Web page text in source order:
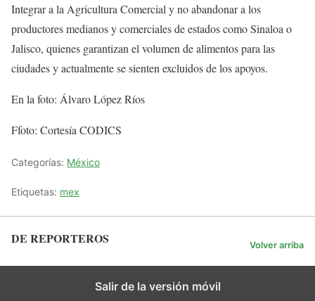
Integrar a la Agricultura Comercial y no abandonar a los
productores medianos y comerciales de estados como Sinaloa o
Jalisco, quienes garantizan el volumen de alimentos para las
ciudades y actualmente se sienten excluidos de los apoyos.
En la foto: Álvaro López Ríos
Ffoto: Cortesía CODICS
Categorías: México
Etiquetas: mex
DE REPORTEROS Volver arriba
Salir de la versión móvil